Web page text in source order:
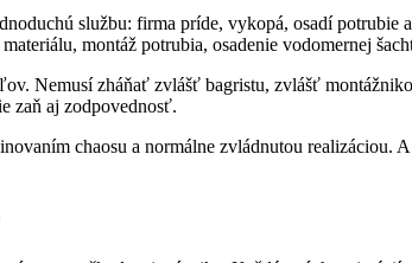
službu: firma príde, vykopá, osadí potrubie
montáž potrubia, osadenie vodomernej
Nemusí zháňať zvlášť bagristu, zvlášť
zaň aj zodpovednosť.
chaosu a normálne zvládnutou